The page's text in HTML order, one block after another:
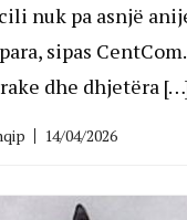
nuk pa asnjë
sipas
dhe dhjetëra
14/04/2026